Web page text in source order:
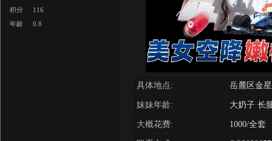
积分
116
年龄
0.8
具体地点: 岳麓区金
妹妹年龄: 大奶子 长
大概花费: 1000/全套